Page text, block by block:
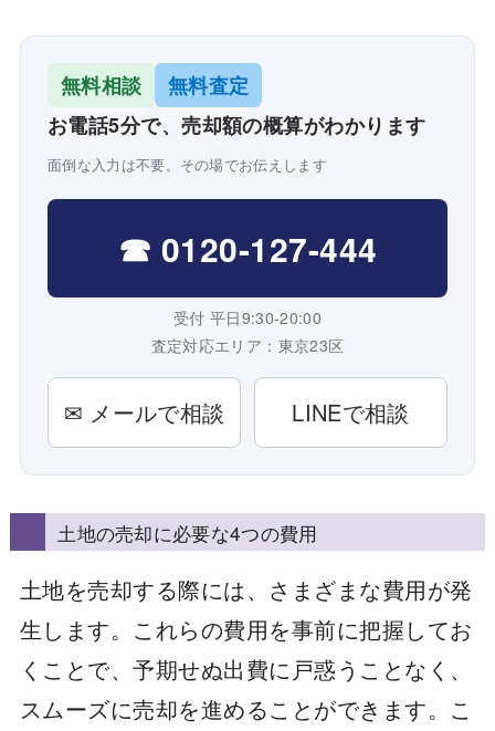
無料相談
無料査定
お電話5分で、売却額の概算がわかります
面倒な入力は不要。その場でお伝えします
☎ 0120-127-444
受付 平日9:30-20:00
査定対応エリア：東京23区
✉ メールで相談 LINEで相談
土地の売却に必要な4つの費用
土地を売却する際には、さまざまな費用が発
生します。これらの費用を事前に把握してお
くことで、予期せぬ出費に戸惑うことなく、
スムーズに売却を進めることができます。こ